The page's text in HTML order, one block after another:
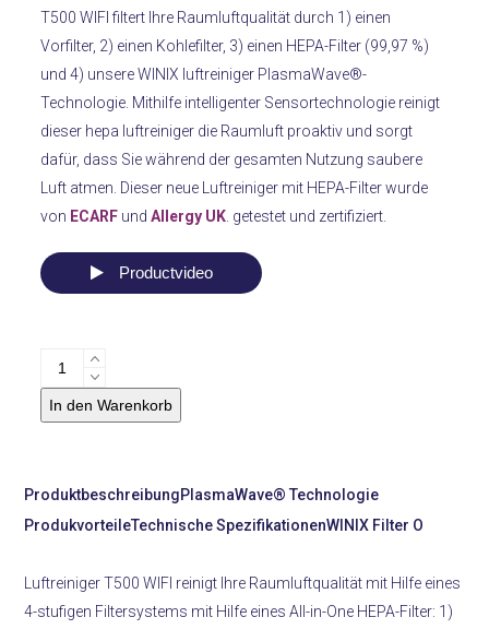
T500 WIFI filtert Ihre Raumluftqualität durch 1) einen
Vorfilter, 2) einen Kohlefilter, 3) einen HEPA-Filter (99,97 %)
und 4) unsere WINIX luftreiniger PlasmaWave®-
Technologie. Mithilfe intelligenter Sensortechnologie reinigt
dieser hepa luftreiniger die Raumluft proaktiv und sorgt
dafür, dass Sie während der gesamten Nutzung saubere
Luft atmen. Dieser neue Luftreiniger mit HEPA-Filter wurde
von ECARF undAllergy UK . getestet und zertifiziert.
Productvideo
LuftreinigerWINIX
T500
WIFI
In den Warenkorb
ProduktbeschreibungPlasmaWave® Technologie
ProdukvorteileTechnische SpezifikationenWINIX Filter O
Luftreiniger T500 WIFI reinigt Ihre Raumluftqualität mit Hilfe eines
4-stufigen Filtersystems mit Hilfe eines All-in-One HEPA-Filter: 1)